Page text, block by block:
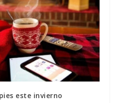
este invierno